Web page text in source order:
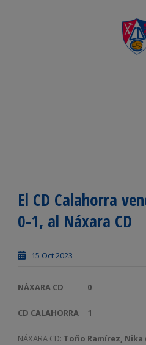
El CD Calahorra
0-1, al Náxara CD
15 Oct 2023
NÁXARA CD 0
CD CALAHORRA 1
NÁXARA CD: Toño Ramírez, Nika